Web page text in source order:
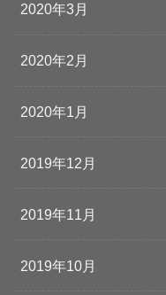
2020年3月
2020年2月
2020年1月
2019年12月
2019年11月
2019年10月